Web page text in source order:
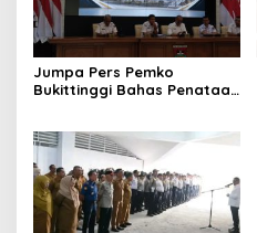
Jumpa Pers Pemko
Bukittinggi Bahas Penataan